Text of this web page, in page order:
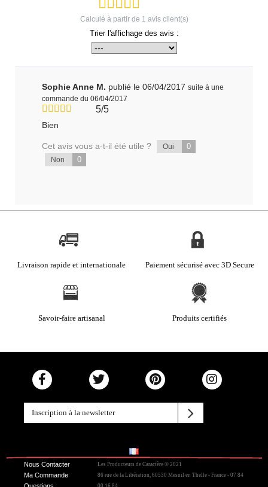
Calculé à partir de 1 avis client(s)
Trier l'affichage des avis :
Sophie Anne M. publié le 06/04/2017 suite à une
commande du 06/04/2017
5/5
Bien
Cet avis vous a-t-il été utile ? Oui 0
Non 0
Livraison rapide et internationale Paiement sécurisé avec 3D Secure
Savoir-faire artisanal Produits certifiés
Nous Contacter
Ma Commande
Les Producteurs de Caractère © 2021
86 rue de la Libération, 60530 Mesnil en Thelle - France - 07 84
00 16 84